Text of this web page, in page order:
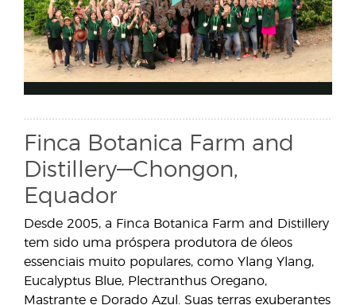
Finca Botanica Farm and
Distillery—Chongon,
Equador
Desde 2005, a Finca Botanica Farm and Distillery
tem sido uma próspera produtora de óleos
essenciais muito populares, como Ylang Ylang,
Eucalyptus Blue, Plectranthus Oregano,
Mastrante e Dorado Azul. Suas terras exuberantes